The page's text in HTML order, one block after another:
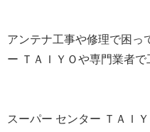
アンテナ工事や修理で困っ
ー ＴＡＩＹＯや専門業者で
スーパー センター ＴＡＩ